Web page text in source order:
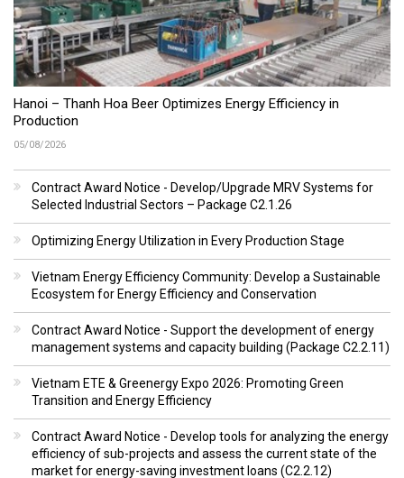
Hanoi – Thanh Hoa Beer Optimizes Energy Efficiency in
Production
05/08/2026
Contract Award Notice - Develop/Upgrade MRV Systems for
Selected Industrial Sectors – Package C2.1.26
Optimizing Energy Utilization in Every Production Stage
Vietnam Energy Efficiency Community: Develop a Sustainable
Ecosystem for Energy Efficiency and Conservation
Contract Award Notice - Support the development of energy
management systems and capacity building (Package C2.2.11)
Vietnam ETE & Greenergy Expo 2026: Promoting Green
Transition and Energy Efficiency
Contract Award Notice - Develop tools for analyzing the energy
efficiency of sub-projects and assess the current state of the
market for energy-saving investment loans (C2.2.12)